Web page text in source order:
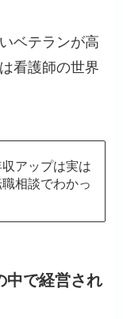
ベテランが高
看護師の世界
アップは実は
相談でわかっ
中で経営され